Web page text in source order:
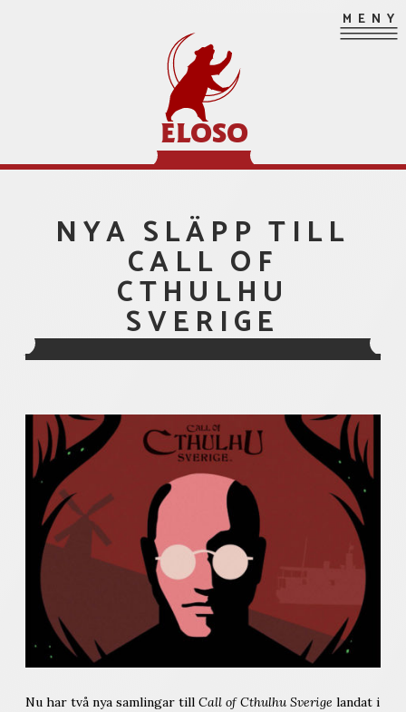
ELOSO
MENY
NYA SLÄPP TILL
CALL OF
CTHULHU
SVERIGE
Nu har två nya samlingar till Call of Cthulhu Sverige landat i